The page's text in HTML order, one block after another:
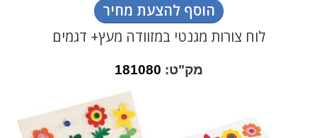
הוסף להצעת מחיר
לוח צורות מגנטי במזוודה מעץ+ דגמים
מק"ט: 181080